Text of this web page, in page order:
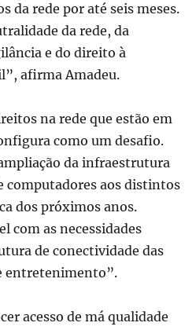
da rede por até seis meses.
da rede, da
e do direito à
afirma Amadeu.
na rede que estão em
como um desafio.
da infraestrutura
computadores aos distintos
dos próximos anos.
com as necessidades
de conectividade das
entretenimento”.
acesso de má qualidade